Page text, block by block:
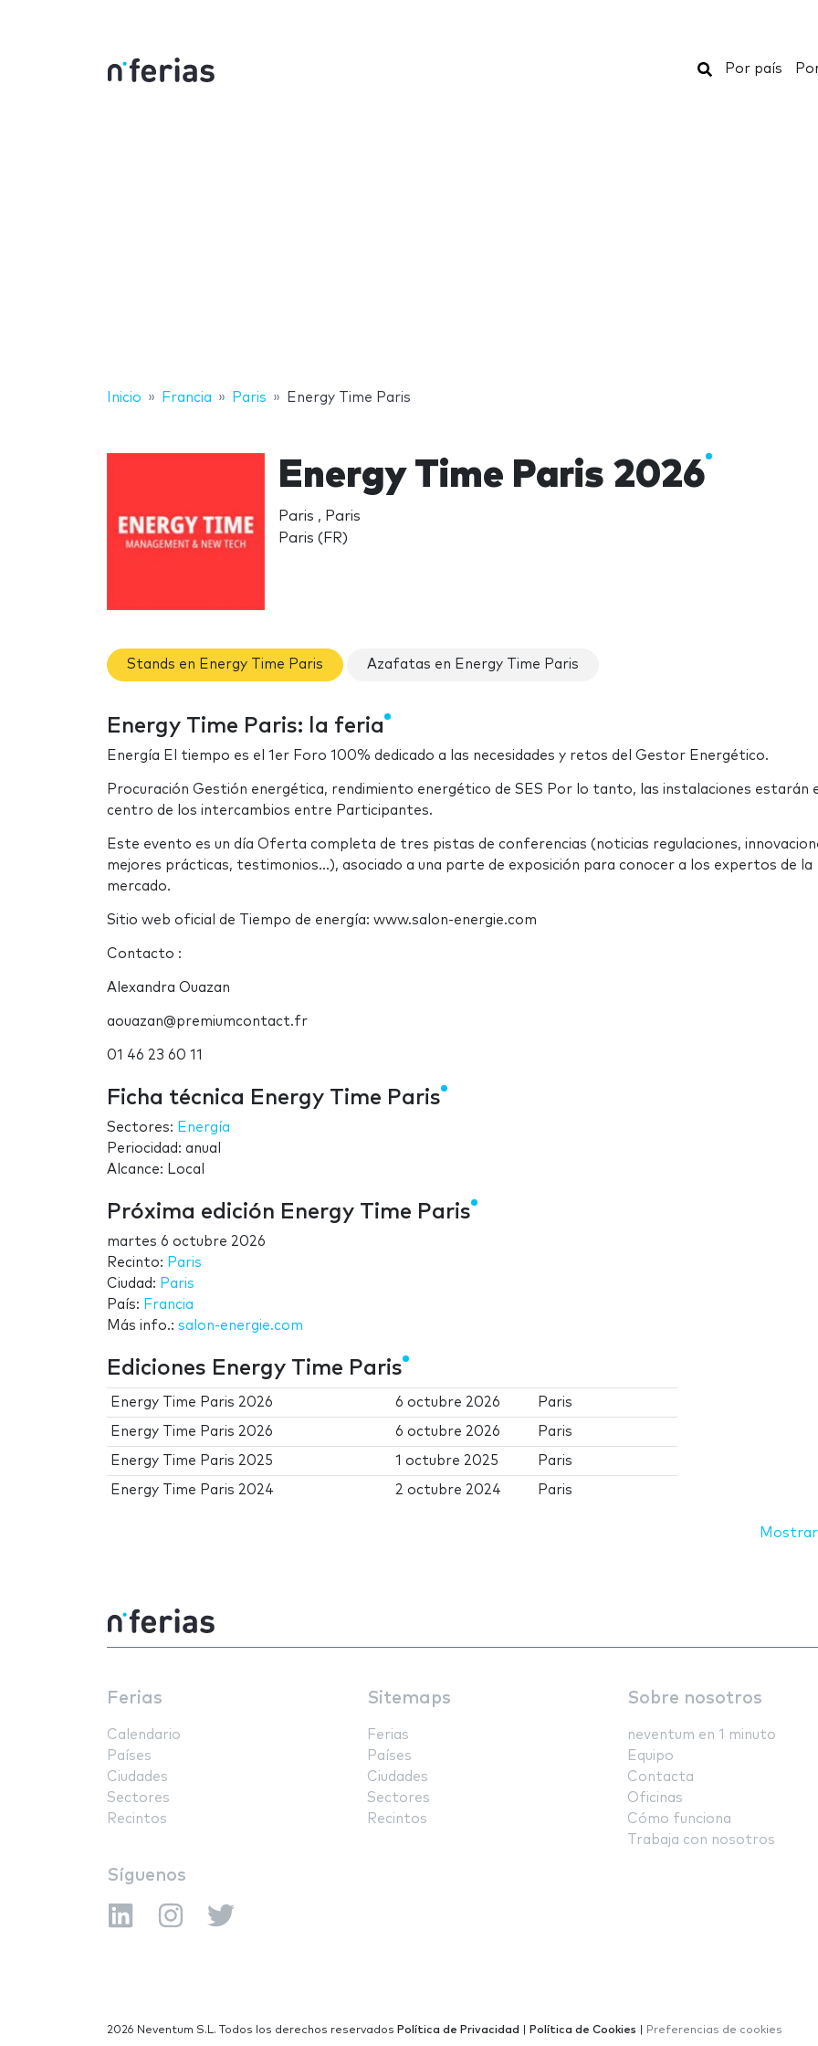
Buscar
Por país
Inicio Francia Paris Energy Time Paris
Energy Time Paris 2026
Paris , Paris
Paris (FR)
Stands en Energy Time Paris Azafatas en Energy Time Paris
Energy Time Paris: la feria
Energía El tiempo es el 1er Foro 100% dedicado a las necesidades y retos del Gestor Energético.
Procuración Gestión energética, rendimiento energético de SES Por lo tanto, las instalaciones estarán
centro de los intercambios entre Participantes.
Este evento es un día Oferta completa de tres pistas de conferencias (noticias regulaciones,
mejores prácticas, testimonios...), asociado a una parte de exposición para conocer a los expertos de la
mercado.
Sitio web oficial de Tiempo de energía: www.salon-energie.com
Contacto :
Alexandra Ouazan
aouazan@premiumcontact.fr
01 46 23 60 11
Ficha técnica Energy Time Paris
Sectores: Energía
Periocidad: anual
Alcance: Local
Próxima edición Energy Time Paris
martes 6 octubre 2026
Recinto: Paris
Ciudad: Paris
País: Francia
Más info.: salon-energie.com
Ediciones Energy Time Paris
Energy Time Paris 2026 6 octubre 2026 Paris
Energy Time Paris 2026 6 octubre 2026 Paris
Energy Time Paris 2025 1 octubre 2025 Paris
Energy Time Paris 2024 2 octubre 2024 Paris
Ferias
Calendario
Países
Ciudades
Sectores
Recintos
Sitemaps
Ferias
Países
Ciudades
Sectores
Recintos
Sobre nosotros
neventum en 1 minuto
Equipo
Contacta
Oficinas
Cómo funciona
Trabaja con nosotros
Síguenos
2026 Neventum S.L. Todos los derechos reservados Política de Privacidad Política de Cookies Preferencias de cookies